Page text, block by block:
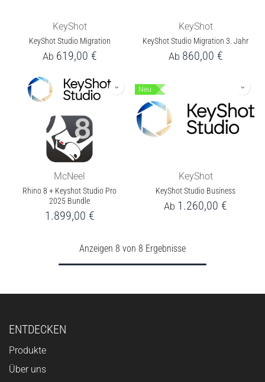
KeyShot
KeyShot Studio Migration
Ab 619,00 €
KeyShot
KeyShot Studio Migration 3. Jahr
Ab 860,00 €
McNeel
Rhino 8 + Keyshot Studio Pro
2025 Bundle
1.899,00 €
Neu
KeyShot
KeyShot Studio Business
Ab 1.260,00 €
Anzeigen 8 von 8 Ergebnisse
ENTDECKEN
Produkte
Über uns